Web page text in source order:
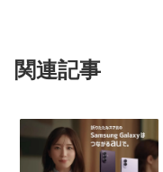
関連記事